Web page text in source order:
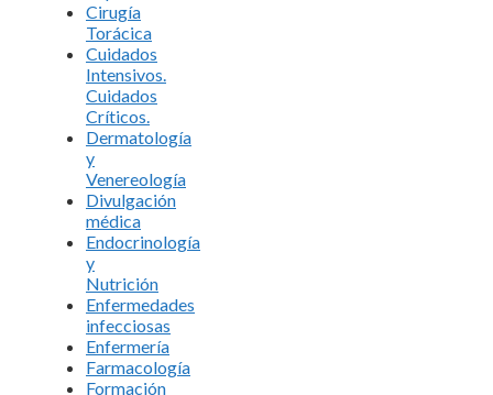
Cirugía
Torácica
Cuidados
Intensivos.
Cuidados
Críticos.
Dermatología
y
Venereología
Divulgación
médica
Endocrinología
y
Nutrición
Enfermedades
infecciosas
Enfermería
Farmacología
Formación